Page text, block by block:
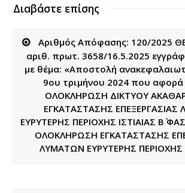
Διαβάστε επίσης
Αριθμός Απόφασης: 120/2025
αριθ. πρωτ. 3658/16.5.2025
με θέμα: «Αποστολή
9ου τριμήνου 2024 που αφορά
ΟΛΟΚΛΗΡΩΣΗ ΔΙΚΤΥΟΥ
ΕΓΚΑΤΑΣΤΑΣΗΣ
ΕΥΡΥΤΕΡΗΣ ΠΕΡΙΟΧΗΣ ΙΣΤΙΑΙΑΣ Β΄
ΟΛΟΚΛΗΡΩΣΗ ΕΓΚΑΤΑΣΤΑΣΗΣ
ΛΥΜΑΤΩΝ ΕΥΡΥΤΕΡΗΣ ΠΕΡΙΟΧΗΣ